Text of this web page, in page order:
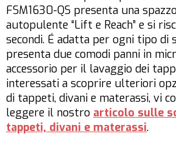
FSM1630-QS presenta una
autopulente “Lift e Reach” e si
secondi. É adatta per ogni tipo di
presenta due comodi panni in
accessorio per il lavaggio dei
interessati a scoprire ulteriori
di tappeti, divani e materassi, vi
leggere il nostro articolo sulle
tappeti, divani e materassi.